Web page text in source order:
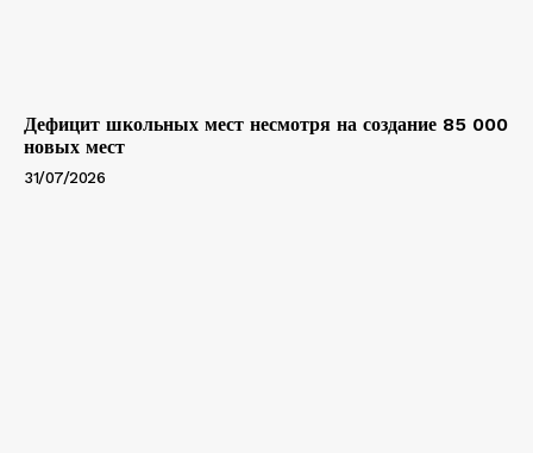
Дефицит школьных мест несмотря на создание 85 000
новых мест
31/07/2026